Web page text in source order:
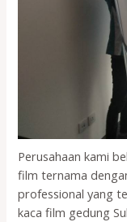
Perusahaan kami
film ternama
professional yang
kaca film gedung